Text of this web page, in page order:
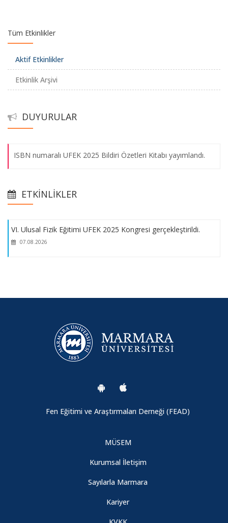
Tüm Etkinlikler
Aktif Etkinlikler
Etkinlik Arşivi
DUYURULAR
ISBN numaralı UFEK 2025 Bildiri Özetleri Kitabı yayımlandı.
ETKINLIKLER
07.08.2026
VI. Ulusal Fizik Eğitimi UFEK 2025 Kongresi gerçekleştirildi.
07.08.2026
Fen Eğitimi ve Araştırmaları Derneği (FEAD)
MÜSEM
Kurumsal İletişim
Sayılarla Marmara
Kariyer